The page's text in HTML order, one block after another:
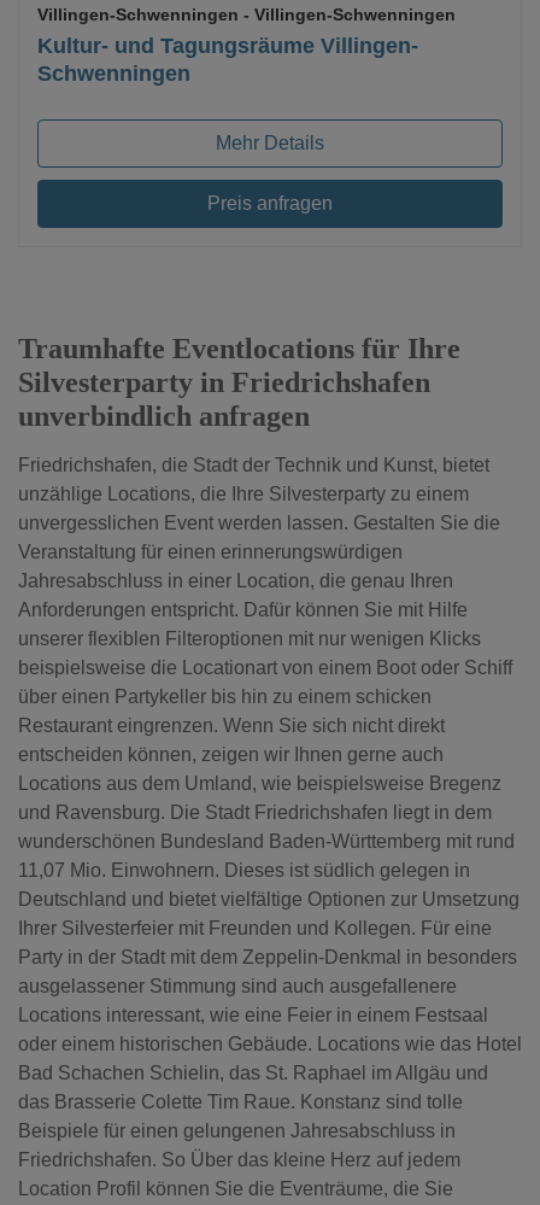
Kultur- und Tagungsräume Villingen-
Schwenningen
Villingen-Schwenningen - Villingen-Schwenningen
Mehr Details
Preis anfragen
Traumhafte Eventlocations für Ihre
Silvesterparty in Friedrichshafen
unverbindlich anfragen
Friedrichshafen, die Stadt der Technik und Kunst, bietet
unzählige Locations, die Ihre Silvesterparty zu einem
unvergesslichen Event werden lassen. Gestalten Sie die
Veranstaltung für einen erinnerungswürdigen
Jahresabschluss in einer Location, die genau Ihren
Anforderungen entspricht. Dafür können Sie mit Hilfe
unserer flexiblen Filteroptionen mit nur wenigen Klicks
beispielsweise die Locationart von einem Boot oder Schiff
über einen Partykeller bis hin zu einem schicken
Restaurant eingrenzen. Wenn Sie sich nicht direkt
entscheiden können, zeigen wir Ihnen gerne auch
Locations aus dem Umland, wie beispielsweise Bregenz
und Ravensburg. Die Stadt Friedrichshafen liegt in dem
wunderschönen Bundesland Baden-Württemberg mit rund
11,07 Mio. Einwohnern. Dieses ist südlich gelegen in
Deutschland und bietet vielfältige Optionen zur Umsetzung
Ihrer Silvesterfeier mit Freunden und Kollegen. Für eine
Party in der Stadt mit dem Zeppelin-Denkmal in besonders
ausgelassener Stimmung sind auch ausgefallenere
Locations interessant, wie eine Feier in einem Festsaal
oder einem historischen Gebäude. Locations wie das Hotel
Bad Schachen Schielin, das St. Raphael im Allgäu und
das Brasserie Colette Tim Raue. Konstanz sind tolle
Beispiele für einen gelungenen Jahresabschluss in
Friedrichshafen. So Über das kleine Herz auf jedem
Location Profil können Sie die Eventräume, die Sie